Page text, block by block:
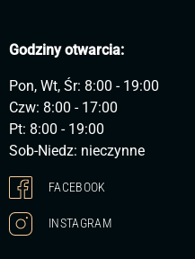
Godziny otwarcia:
Pon, Wt, Śr: 8:00 - 19:00
Czw: 8:00 - 17:00
Pt: 8:00 - 19:00
Sob-Niedz: nieczynne
FACEBOOK
INSTAGRAM